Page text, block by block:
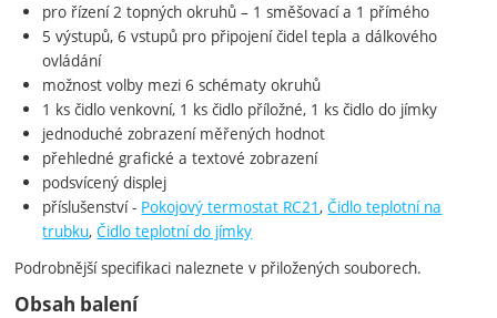
pro řízení 2 topných okruhů – 1 směšovací a 1 přímého
5 výstupů, 6 vstupů pro připojení čidel tepla a dálkového
ovládání
možnost volby mezi 6 schématy okruhů
1 ks čidlo venkovní, 1 ks čidlo příložné, 1 ks čidlo do jímky
jednoduché zobrazení měřených hodnot
přehledné grafické a textové zobrazení
podsvícený displej
příslušenství - Pokojový termostat RC21,Čidlo teplotní na
trubku,Čidlo teplotní do jímky
Podrobnější specifikaci naleznete v přiložených souborech.
Obsah balení